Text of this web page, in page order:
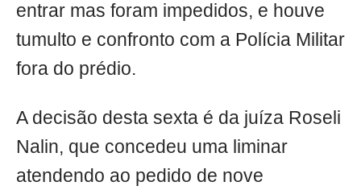
entrar mas foram impedidos, e houve
tumulto e confronto com a Polícia Militar
fora do prédio.
A decisão desta sexta é da juíza Roseli
Nalin, que concedeu uma liminar
atendendo ao pedido de nove